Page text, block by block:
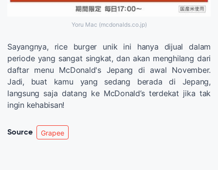
Yoru Mac (mcdonalds.co.jp)
Sayangnya, rice burger unik ini hanya dijual dalam
periode yang sangat singkat, dan akan menghilang dari
daftar menu McDonald's Jepang di awal November.
Jadi, buat kamu yang sedang berada di Jepang,
langsung saja datang ke McDonald’s terdekat jika tak
ingin kehabisan!
Source Grapee